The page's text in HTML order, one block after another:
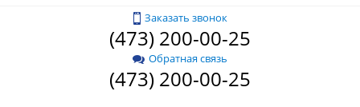
Заказать звонок
(473) 200-00-25
Обратная связь
(473) 200-00-25